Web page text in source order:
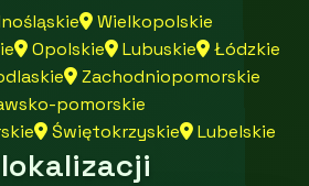
Wielkopolskie
Opolskie Lubuskie
Łódzkie
Zachodniopomorskie
pomorskie
Świętokrzyskie Lubelskie